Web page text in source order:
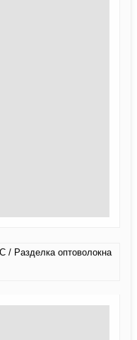
Разделка оптоволокна